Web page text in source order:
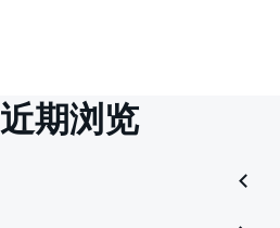
近期浏览